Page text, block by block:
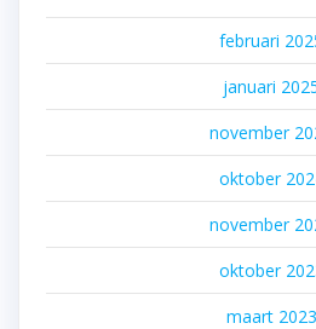
februari
januari
november
oktober
november
oktober
maart 2023